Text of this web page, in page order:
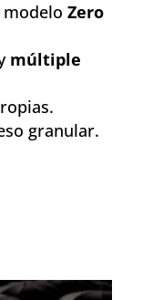
Zero
múltiple
granular.